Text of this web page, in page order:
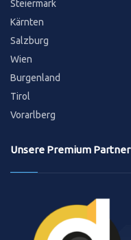
Steiermark
Kärnten
Salzburg
Wien
Burgenland
Tirol
Vorarlberg
Unsere Premium Partner